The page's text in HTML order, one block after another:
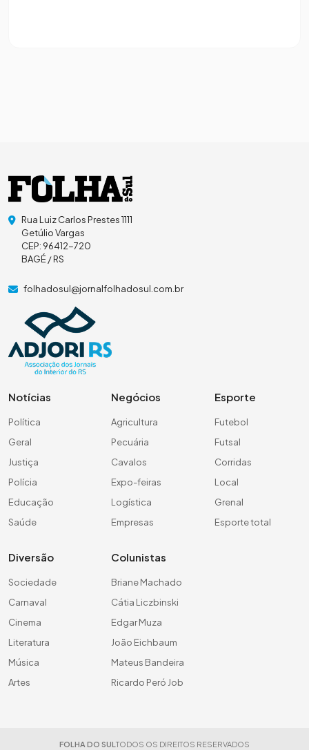
Rua Luiz Carlos Prestes 1111
Getúlio Vargas
CEP: 96412-720
BAGÉ / RS
folhadosul@jornalfolhadosul.com.br
Notícias
Política
Geral
Justiça
Polícia
Educação
Saúde
Negócios
Agricultura
Pecuária
Cavalos
Expo-feiras
Logística
Empresas
Esporte
Futebol
Futsal
Corridas
Local
Grenal
Esporte total
Diversão
Sociedade
Carnaval
Cinema
Literatura
Música
Artes
Colunistas
Briane Machado
Cátia Liczbinski
Edgar Muza
João Eichbaum
Mateus Bandeira
Ricardo Peró Job
FOLHA DO SUL TODOS OS DIREITOS RESERVADOS